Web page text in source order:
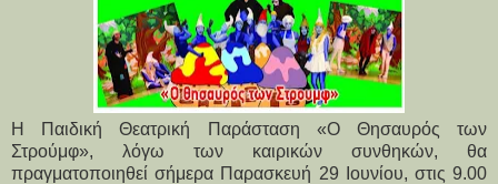
Η Παιδική Θεατρική Παράσταση «O Θησαυρός των
Στρούμφ», λόγω των καιρικών συνθηκών, θα
πραγματοποιηθεί σήμερα Παρασκευή 29 Ιουνίου, στις 9.00